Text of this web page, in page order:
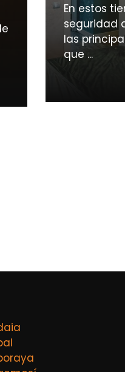
En estos
seguridad
las
que ...